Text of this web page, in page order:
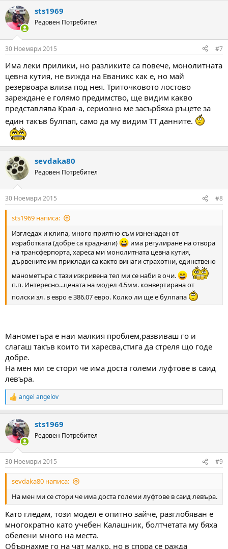
c
t
i
s
sts1969
Редовен Потребител
30 Ноември 2015 #7
Има леки прилики, но разликите са повече, монолитната
цевна кутия, не вижда на Еваникс как е, но май
резервоара влиза под нея. Триточковото лостово
зареждане е голямо предимство, ще видим какво
представлява Крал-а, сериозно ме засърбяха ръцете за
един такъв булпап, само да му видим ТТ данните.
sevdaka80
Редовен Потребител
30 Ноември 2015 #8
sts1969 написа:
Изгледах и клипа, много приятно съм изненадан от
изработката (добре са краднали)
има регулиране на отвора
на трансферпорта, хареса ми монолитната цевна кутия,
дървените им приклади са както винаги страхотни, единствено
манометъра с тази изкривена тел ми се наби в очи.
п.п. Интересно...цената на модел 4.5мм. конвертирана от
полски зл. в евро е 386.07 евро. Колко ли ще е булпапа
Манометъра е наи малкия проблем,развиваш го и
слагаш такъв които ти харесва,стига да стреля що годе
добре.
На мен ми се стори че има доста големи луфтове в саид
левъра.
R
e
c
t
i
s
:
angel angelov
sts1969
Редовен Потребител
30 Ноември 2015 #9
sevdaka80 написа:
На мен ми се стори че има доста големи луфтове в саид левъра.
Като гледам, този модел е опитно зайче, разглобяван е
многократно като учебен Калашник, болтчетата му бяха
обелени много на места.
Обърнахме го на чат малко, но в спора се ражда